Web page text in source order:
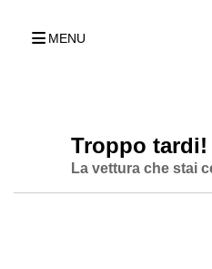
MENU
Troppo tardi!
La vettura che stai